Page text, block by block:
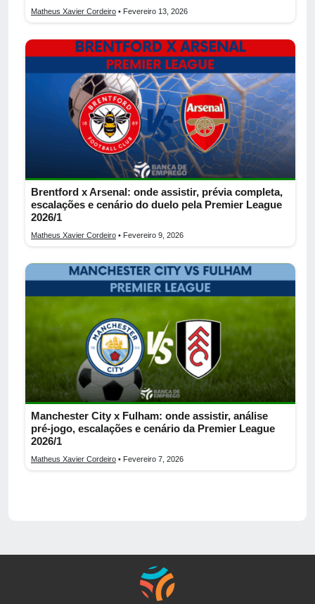
Matheus Xavier Cordeiro • Fevereiro 13, 2026
Brentford x Arsenal: onde assistir, prévia completa,
escalações e cenário do duelo pela Premier League
2026/1
Matheus Xavier Cordeiro • Fevereiro 9, 2026
Manchester City x Fulham: onde assistir, análise
pré-jogo, escalações e cenário da Premier League
2026/1
Matheus Xavier Cordeiro • Fevereiro 7, 2026